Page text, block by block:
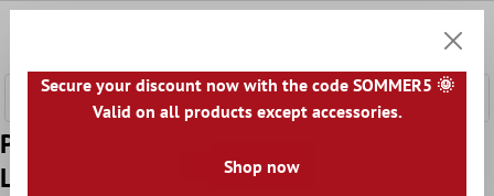
Prov Keramikmosaik Plattor Concerto
Ljusfärgad Fyrkant R10/B
Secure your discount now with the code SOMMER5 🌞
Valid on all products except accessories.
Shop now